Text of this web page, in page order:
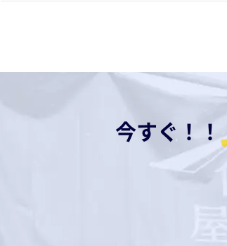
今すぐ！！